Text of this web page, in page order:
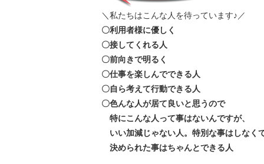
＼私たちはこんな人を待っています♪／
〇利用者様に優しく
〇接してくれる人
〇前向きで明るく
〇仕事を楽しんでできる人
〇自ら考えて行動できる人
〇色んな人が居て良いと思うので
特にこんな人って事はないんですが、
いい加減じゃない人。特別な事はしなく
決められた事はちゃんとできる人